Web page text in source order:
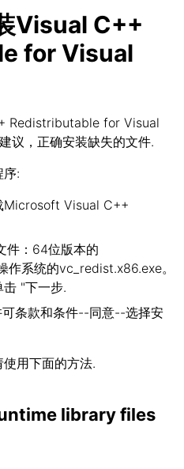
Visual C++
for Visual
Redistributable for Visual
议，正确安装缺失的文件.
序:
Microsoft Visual C++
件：64位版本的
系统的vc_redist.x86.exe。
"下一步.
条款和条件--同意--选择安
用下面的方法.
library files